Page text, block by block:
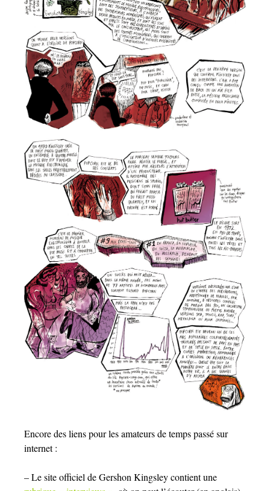
Encore des liens pour les amateurs de temps passé sur
internet :
– Le site officiel de Gershon Kingsley contient une